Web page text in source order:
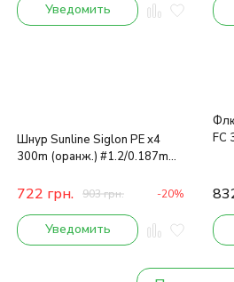
Уведомить
Шнур Sunline Siglon PE х4
300m (оранж.) #1.2/0.187mm
722 грн. 903грн. -20%
Уведомить
FC